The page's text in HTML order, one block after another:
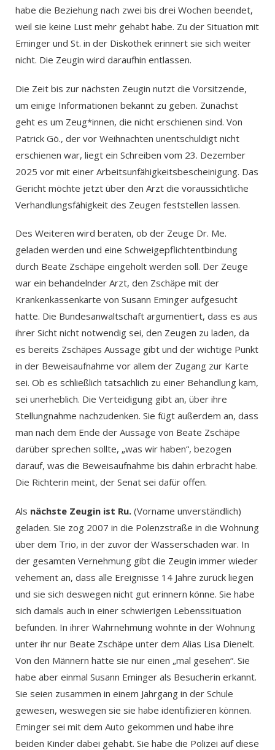
habe die Beziehung nach zwei bis drei Wochen beendet,
weil sie keine Lust mehr gehabt habe. Zu der Situation mit
Eminger und St. in der Diskothek erinnert sie sich weiter
nicht. Die Zeugin wird daraufhin entlassen.
Die Zeit bis zur nächsten Zeugin nutzt die Vorsitzende,
um einige Informationen bekannt zu geben. Zunächst
geht es um Zeug*innen, die nicht erschienen sind. Von
Patrick Gö., der vor Weihnachten unentschuldigt nicht
erschienen war, liegt ein Schreiben vom 23. Dezember
2025 vor mit einer Arbeitsunfähigkeitsbescheinigung. Das
Gericht möchte jetzt über den Arzt die voraussichtliche
Verhandlungsfähigkeit des Zeugen feststellen lassen.
Des Weiteren wird beraten, ob der Zeuge Dr. Me.
geladen werden und eine Schweigepflichtentbindung
durch Beate Zschäpe eingeholt werden soll. Der Zeuge
war ein behandelnder Arzt, den Zschäpe mit der
Krankenkassenkarte von Susann Eminger aufgesucht
hatte. Die Bundesanwaltschaft argumentiert, dass es aus
ihrer Sicht nicht notwendig sei, den Zeugen zu laden, da
es bereits Zschäpes Aussage gibt und der wichtige Punkt
in der Beweisaufnahme vor allem der Zugang zur Karte
sei. Ob es schließlich tatsächlich zu einer Behandlung kam,
sei unerheblich. Die Verteidigung gibt an, über ihre
Stellungnahme nachzudenken. Sie fügt außerdem an, dass
man nach dem Ende der Aussage von Beate Zschäpe
darüber sprechen sollte, „was wir haben“, bezogen
darauf, was die Beweisaufnahme bis dahin erbracht habe.
Die Richterin meint, der Senat sei dafür offen.
Als nächste Zeugin ist Ru. (Vorname unverständlich)
geladen. Sie zog 2007 in die Polenzstraße in die Wohnung
über dem Trio, in der zuvor der Wasserschaden war. In
der gesamten Vernehmung gibt die Zeugin immer wieder
vehement an, dass alle Ereignisse 14 Jahre zurück liegen
und sie sich deswegen nicht gut erinnern könne. Sie habe
sich damals auch in einer schwierigen Lebenssituation
befunden. In ihrer Wahrnehmung wohnte in der Wohnung
unter ihr nur Beate Zschäpe unter dem Alias Lisa Dienelt.
Von den Männern hätte sie nur einen „mal gesehen“. Sie
habe aber einmal Susann Eminger als Besucherin erkannt.
Sie seien zusammen in einem Jahrgang in der Schule
gewesen, weswegen sie sie habe identifizieren können.
Eminger sei mit dem Auto gekommen und habe ihre
beiden Kinder dabei gehabt. Sie habe die Polizei auf diese